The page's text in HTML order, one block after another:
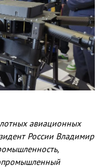
авиационных
России Владимир